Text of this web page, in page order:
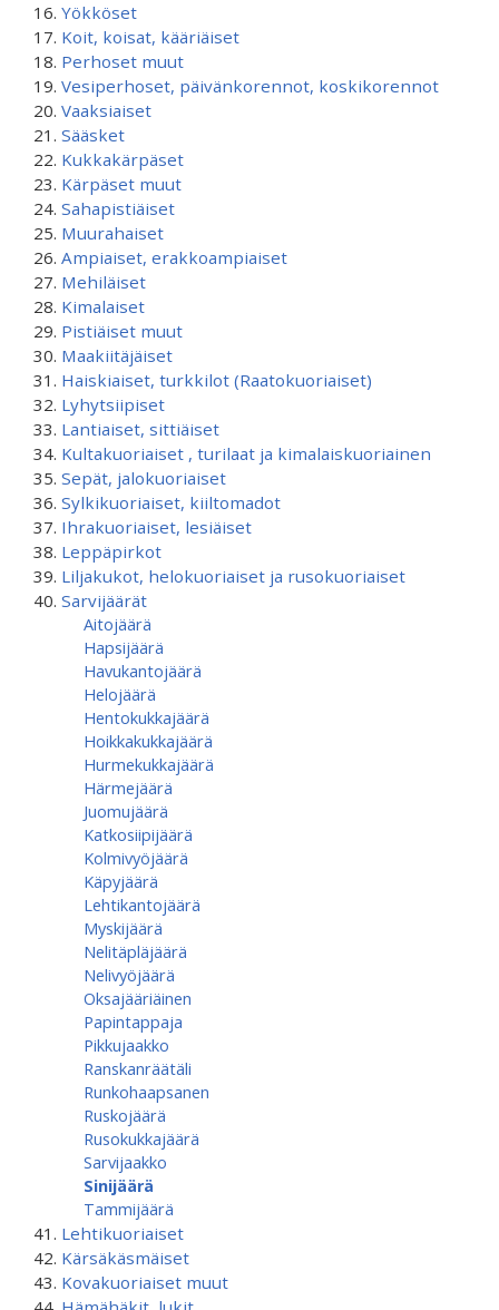
Yökköset
Koit, koisat, kääriäiset
Perhoset muut
Vesiperhoset, päivänkorennot, koskikorennot
Vaaksiaiset
Sääsket
Kukkakärpäset
Kärpäset muut
Sahapistiäiset
Muurahaiset
Ampiaiset, erakkoampiaiset
Mehiläiset
Kimalaiset
Pistiäiset muut
Maakiitäjäiset
Haiskiaiset, turkkilot (Raatokuoriaiset)
Lyhytsiipiset
Lantiaiset, sittiäiset
Kultakuoriaiset , turilaat ja kimalaiskuoriainen
Sepät, jalokuoriaiset
Sylkikuoriaiset, kiiltomadot
Ihrakuoriaiset, lesiäiset
Leppäpirkot
Liljakukot, helokuoriaiset ja rusokuoriaiset
Sarvijäärät
Aitojäärä
Hapsijäärä
Havukantojäärä
Helojäärä
Hentokukkajäärä
Hoikkakukkajäärä
Hurmekukkajäärä
Härmejäärä
Juomujäärä
Katkosiipijäärä
Kolmivyöjäärä
Käpyjäärä
Lehtikantojäärä
Myskijäärä
Nelitäpläjäärä
Nelivyöjäärä
Oksajääriäinen
Papintappaja
Pikkujaakko
Ranskanräätäli
Runkohaapsanen
Ruskojäärä
Rusokukkajäärä
Sarvijaakko
Sinijäärä
Tammijäärä
Lehtikuoriaiset
Kärsäkäsmäiset
Kovakuoriaiset muut